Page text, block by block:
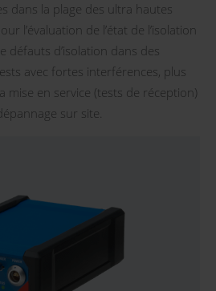
dans la plage des ultra hautes
l’évaluation de l’état de l’isolation
défauts d’isolation dans des
avec fortes interférences, plus
mise en service (tests de réception)
sur site.